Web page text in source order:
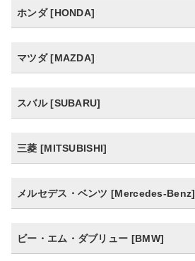
ホンダ [HONDA]
マツダ [MAZDA]
スバル [SUBARU]
三菱 [MITSUBISHI]
メルセデス・ベンツ [Mercedes-Benz]
ビー・エム・ダブリュー [BMW]